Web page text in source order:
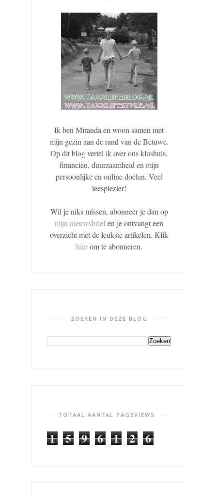
Ik ben Miranda en woon samen met
mijn gezin aan de rand van de Betuwe.
Op dit blog vertel ik over ons klushuis,
financiën, duurzaamheid en mijn
persoonlijke en online doelen. Veel
leesplezier!
Wil je niks missen, abonneer je dan op
mijn nieuwsbriefen je ontvangt een
overzicht met de leukste artikelen. Klik
hierom te abonneren.
ZOEKEN IN DEZE BLOG
TOTAAL AANTAL PAGEVIEWS
1 5 9 6 1 2 6